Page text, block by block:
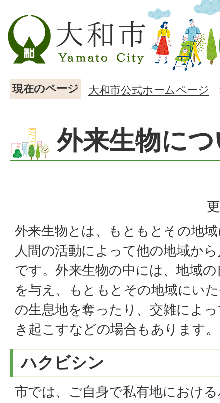
現在のページ 大和市公式ホームページ
外来生物に
外来生物とは、もともとその地
人間の活動によって他の地域か
です。外来生物の中には、地域
を与え、もともとその地域にい
の生息地を奪ったり、交雑によ
き起こすなどの場合もあります。
ハクビシン
市では、ご自身で私有地におけ